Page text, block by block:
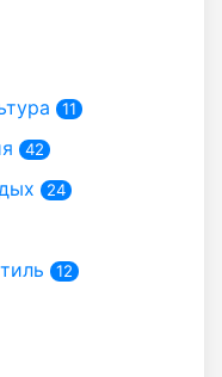
11
42
24
12